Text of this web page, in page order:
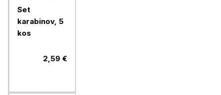
Set
karabinov, 5
kos
2,59 €